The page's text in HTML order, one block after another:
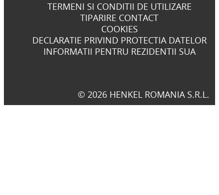
TERMENI SI CONDITII DE UTILIZARE
TIPARIRE CONTACT
COOKIES
DECLARATIE PRIVIND PROTECTIA DATELOR
INFORMATII PENTRU REZIDENTII SUA
© 2026 HENKEL ROMANIA S.R.L.